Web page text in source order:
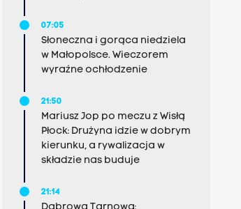
07:05
Słoneczna i gorąca niedziela
w Małopolsce. Wieczorem
wyraźne ochłodzenie
21:50
Mariusz Jop po meczu z Wisłą
Płock: Drużyna idzie w dobrym
kierunku, a rywalizacja w
składzie nas buduje
21:14